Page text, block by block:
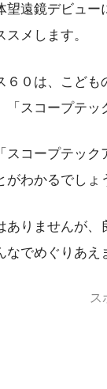
望遠鏡デビュ
メします。
６０は、こど
「スコープテ
スコープテッ
わかるでしょ
ありませんが
でめぐりあえ
ス